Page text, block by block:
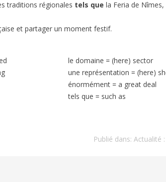
traditions régionales tels que la Feria de Nîmes,
et partager un moment festif.
le domaine = (here) sector
une représentation = (here)
énormément = a great deal
tels que = such as
Publié dans: Actualité